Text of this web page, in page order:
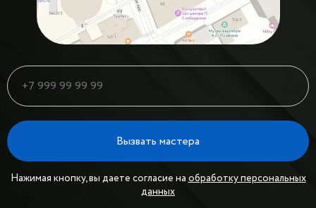
Вызвать мастера
Нажимая кнопку, вы даете согласие наобработку персональных
данных